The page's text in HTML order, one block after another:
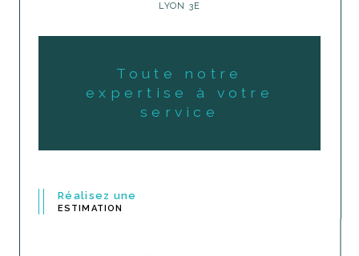
LYON 3E
Toute notre
expertise à votre
service
Réalisez une
ESTIMATION